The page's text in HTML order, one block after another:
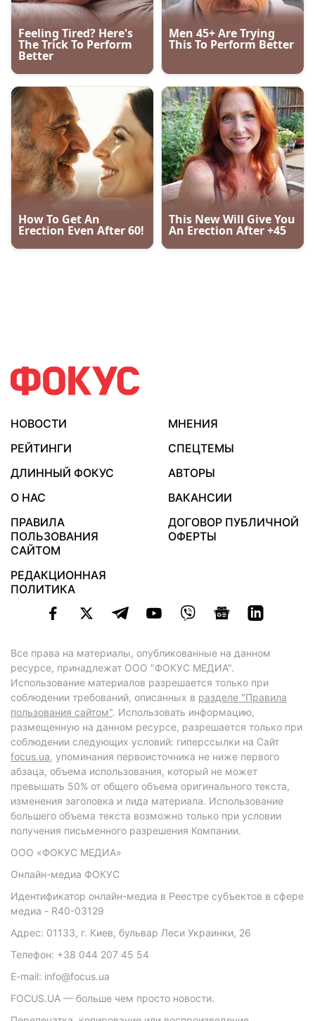
НОВОСТИ
МНЕНИЯ
РЕЙТИНГИ
СПЕЦТЕМЫ
ДЛИННЫЙ ФОКУС
АВТОРЫ
О НАС
ВАКАНСИИ
ПРАВИЛА
ПОЛЬЗОВАНИЯ
САЙТОМ
ДОГОВОР ПУБЛИЧНОЙ
ОФЕРТЫ
РЕДАКЦИОННАЯ
ПОЛИТИКА
Все права на материалы, опубликованные на данном
ресурсе, принадлежат ООО "ФОКУС МЕДИА".
Использование материалов разрешается только при
соблюдении требований, описанных в разделе "Правила
пользования сайтом". Использовать информацию,
размещенную на данном ресурсе, разрешается только при
соблюдении следующих условий: гиперссылки на Сайт
focus.ua, упоминания первоисточника не ниже первого
абзаца, объема использования, который не может
превышать 50% от общего объема оригинального текста,
изменения заголовка и лида материала. Использование
большего объема текста возможно только при условии
получения письменного разрешения Компании.
ООО «ФОКУС МЕДИА»
Онлайн-медиа ФОКУС
Идентификатор онлайн-медиа в Реестре субъектов в сфере
медиа - R40-03129
Адрес: 01133, г. Киев, бульвар Леси Украинки, 26
Телефон: +38 044 207 45 54
E-mail: info@focus.ua
FOCUS.UA — больше чем просто новости.